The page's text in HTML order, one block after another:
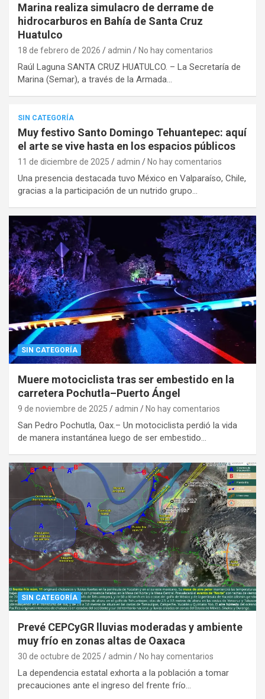
Marina realiza simulacro de derrame de
hidrocarburos en Bahía de Santa Cruz
Huatulco
18 de febrero de 2026 admin No hay comentarios
Raúl Laguna SANTA CRUZ HUATULCO. – La Secretaría de
Marina (Semar), a través de la Armada…
SIN CATEGORÍA
Muy festivo Santo Domingo Tehuantepec: aquí
el arte se vive hasta en los espacios públicos
11 de diciembre de 2025 admin No hay comentarios
Una presencia destacada tuvo México en Valparaíso, Chile,
gracias a la participación de un nutrido grupo…
SIN CATEGORÍA
Muere motociclista tras ser embestido en la
carretera Pochutla–Puerto Ángel
9 de noviembre de 2025 admin No hay comentarios
San Pedro Pochutla, Oax.– Un motociclista perdió la vida
de manera instantánea luego de ser embestido…
SIN CATEGORÍA
Prevé CEPCyGR lluvias moderadas y ambiente
muy frío en zonas altas de Oaxaca
30 de octubre de 2025 admin No hay comentarios
La dependencia estatal exhorta a la población a tomar
precauciones ante el ingreso del frente frío…